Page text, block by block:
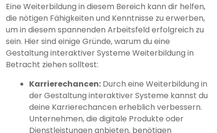
Eine Weiterbildung in diesem Bereich kann dir helfen,
die nötigen Fähigkeiten und Kenntnisse zu erwerben,
um in diesem spannenden Arbeitsfeld erfolgreich zu
sein. Hier sind einige Gründe, warum du eine
Gestaltung interaktiver Systeme Weiterbildung in
Betracht ziehen solltest:
Karrierechancen: Durch eine Weiterbildung in
der Gestaltung interaktiver Systeme kannst du
deine Karrierechancen erheblich verbessern.
Unternehmen, die digitale Produkte oder
Dienstleistungen anbieten, benötigen